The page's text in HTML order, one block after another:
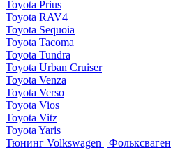
Toyota Prius
Toyota RAV4
Toyota Sequoia
Toyota Tacoma
Toyota Tundra
Toyota Urban Cruiser
Toyota Venza
Toyota Verso
Toyota Vios
Toyota Vitz
Toyota Yaris
Тюнинг Volkswagen | Фольксваген